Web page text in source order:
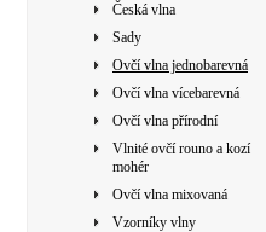
Česká vlna
Sady
Ovčí vlna jednobarevná
Ovčí vlna vícebarevná
Ovčí vlna přírodní
Vlnité ovčí rouno a kozí
mohér
Ovčí vlna mixovaná
Vzorníky vlny